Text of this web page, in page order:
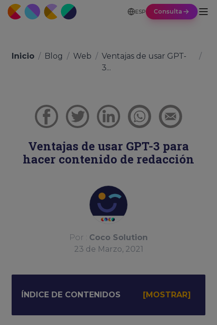
ESP Consulta
Inicio / Blog / Web / Ventajas de usar GPT-
3...
/
Ventajas de usar GPT-3 para
hacer contenido de redacción
Por : Coco Solution
23 de Marzo, 2021
ÍNDICE DE CONTENIDOS